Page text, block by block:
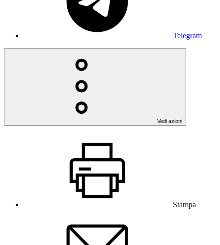
Telegram
Vedi azioni
Stampa